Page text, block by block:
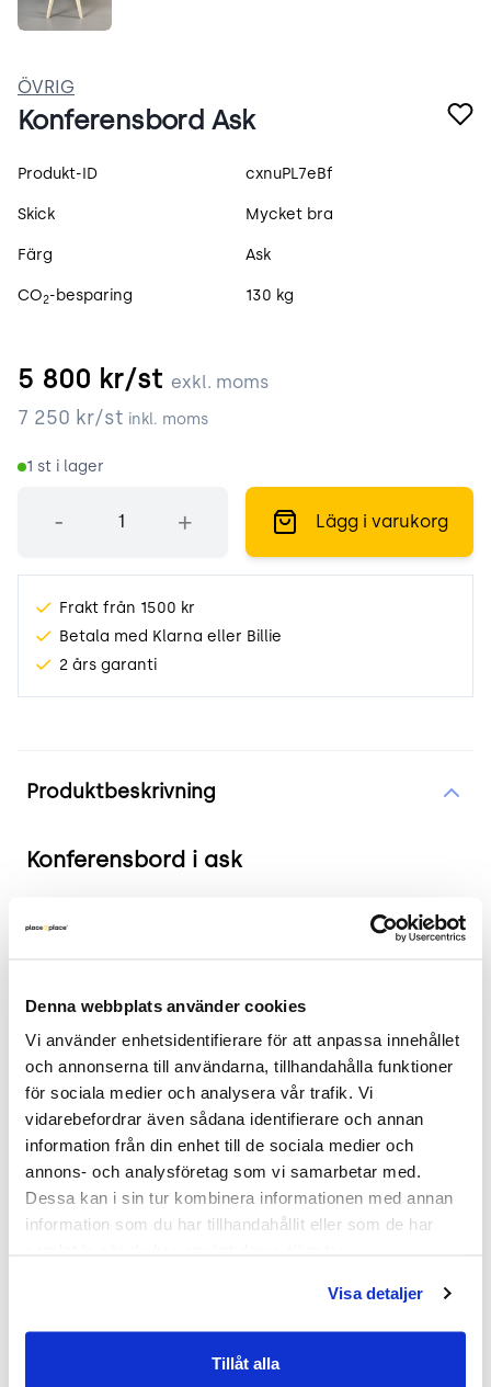
Denna webbplats använder cookies
Vi använder enhetsidentifierare för att anpassa innehållet
och annonserna till användarna, tillhandahålla funktioner
för sociala medier och analysera vår trafik. Vi
vidarebefordrar även sådana identifierare och annan
information från din enhet till de sociala medier och
annons- och analysföretag som vi samarbetar med.
Dessa kan i sin tur kombinera informationen med annan
information som du har tillhandahållit eller som de har
Visa detaljer
Tillåt alla
ÖVRIG
Konferensbord Ask
Produktspecifikation
Produkt-ID cxnuPL7eBf
Skick Mycket bra
Färg Ask
CO2-besparing 130 kg
5 800 kr/st exkl. moms
7 250 kr/st inkl. moms
1 st i lager
- + Lägg i varukorg
Frakt från 1500 kr
Betala med Klarna eller Billie
2 års garanti
Produktbeskrivning
Konferensbord i ask
Produkten i korthet
vitlaserad ask.
cm.
2 års garanti
Mer om produkten
Begagnat konferensbord med kilformad
bordsskiva som främjar dynamiska möten. Den
kablar och elektronik, vilket bidrar till en